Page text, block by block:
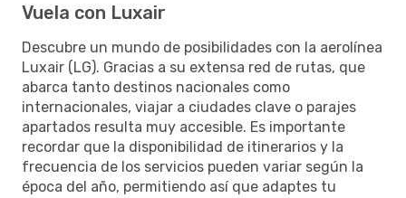
Vuela con Luxair
Descubre un mundo de posibilidades con la aerolínea
Luxair (LG). Gracias a su extensa red de rutas, que
abarca tanto destinos nacionales como
internacionales, viajar a ciudades clave o parajes
apartados resulta muy accesible. Es importante
recordar que la disponibilidad de itinerarios y la
frecuencia de los servicios pueden variar según la
época del año, permitiendo así que adaptes tu